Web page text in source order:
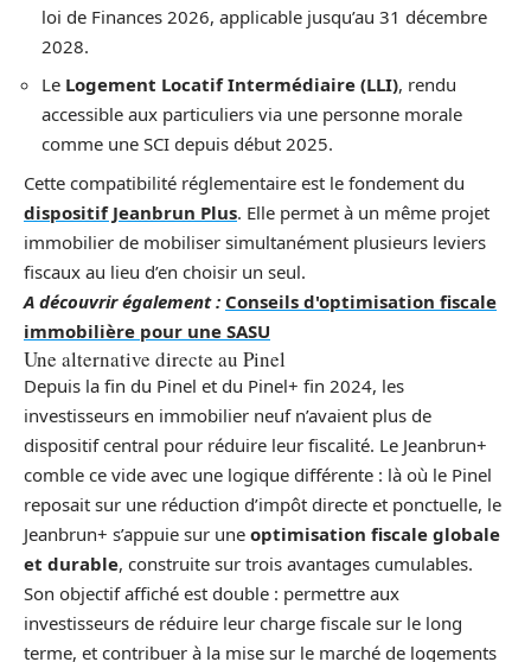
loi de Finances 2026, applicable jusqu’au 31 décembre
2028.
Le Logement Locatif Intermédiaire (LLI), rendu
accessible aux particuliers via une personne morale
comme une SCI depuis début 2025.
Cette compatibilité réglementaire est le fondement du
dispositif Jeanbrun Plus. Elle permet à un même projet
immobilier de mobiliser simultanément plusieurs leviers
fiscaux au lieu d’en choisir un seul.
A découvrir également : Conseils d'optimisation fiscale
immobilière pour une SASU
Une alternative directe au Pinel
Depuis la fin du Pinel et du Pinel+ fin 2024, les
investisseurs en immobilier neuf n’avaient plus de
dispositif central pour réduire leur fiscalité. Le Jeanbrun+
comble ce vide avec une logique différente : là où le Pinel
reposait sur une réduction d’impôt directe et ponctuelle, le
Jeanbrun+ s’appuie sur une optimisation fiscale globale
et durable, construite sur trois avantages cumulables.
Son objectif affiché est double : permettre aux
investisseurs de réduire leur charge fiscale sur le long
terme, et contribuer à la mise sur le marché de logements